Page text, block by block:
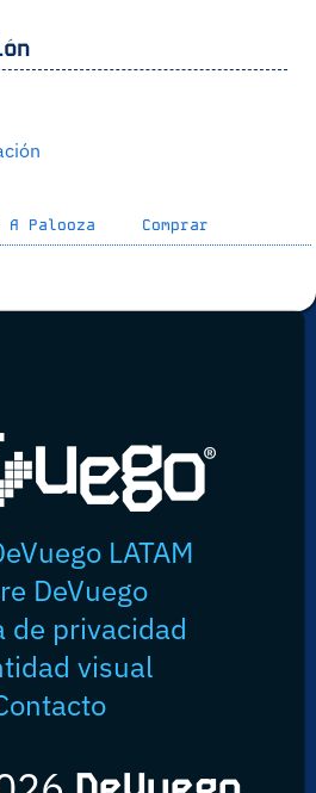
A Palooza Comprar
LATAM
DeVuego
de privacidad
visual